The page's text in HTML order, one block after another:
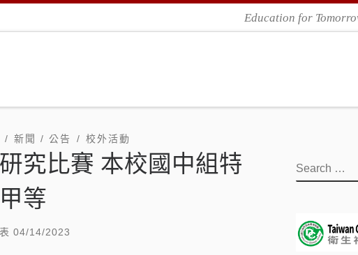
Education for
新聞 / 公告 校外活動
究比賽 本校國中組特
等
表04/14/2023